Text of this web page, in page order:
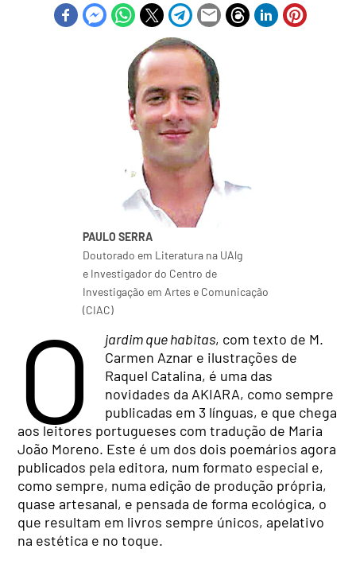
PAULO SERRA
Doutorado em Literatura na UAlg
e Investigador do Centro de
Investigação em Artes e Comunicação
(CIAC)
O jardim que habitas, com texto de M.
Carmen Aznar e ilustrações de
Raquel Catalina, é uma das
novidades da AKIARA, como sempre
publicadas em 3 línguas, e que chega
aos leitores portugueses com tradução de Maria
João Moreno. Este é um dos dois poemários agora
publicados pela editora, num formato especial e,
como sempre, numa edição de produção própria,
quase artesanal, e pensada de forma ecológica, o
que resultam em livros sempre únicos, apelativo
na estética e no toque.